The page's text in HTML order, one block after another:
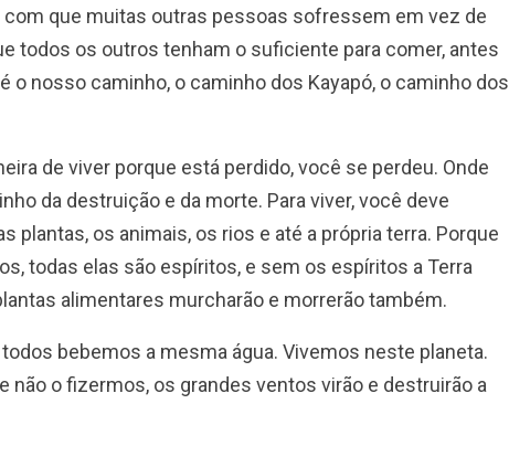
que muitas outras pessoas sofressem em vez de
todos os outros tenham o suficiente para comer, antes
o nosso caminho, o caminho dos Kayapó, o caminho dos
de viver porque está perdido, você se perdeu. Onde
da destruição e da morte. Para viver, você deve
plantas, os animais, os rios e até a própria terra. Porque
todas elas são espíritos, e sem os espíritos a Terra
alimentares murcharão e morrerão também.
bebemos a mesma água. Vivemos neste planeta.
não o fizermos, os grandes ventos virão e destruirão a